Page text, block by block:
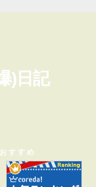
)日記
おすすめ